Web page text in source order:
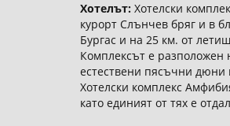
Хотелът: Хотелски
курорт Слънчев бряг и в
Бургас и на 25 км. от
Комплексът е
естествени пясъчни дюни
Хотелски комплекс
като единият от тях е